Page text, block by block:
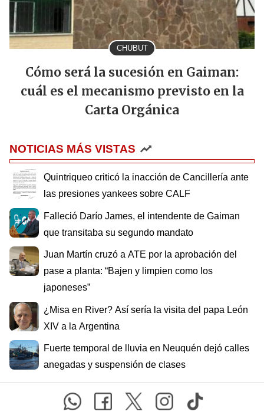
CHUBUT
Cómo será la sucesión en Gaiman:
cuál es el mecanismo previsto en la
Carta Orgánica
NOTICIAS MÁS VISTAS
Quintriqueo criticó la inacción de Cancillería ante
las presiones yankees sobre CALF
Falleció Darío James, el intendente de Gaiman
que transitaba su segundo mandato
Juan Martín cruzó a ATE por la aprobación del
pase a planta: “Bajen y limpien como los
japoneses”
¿Misa en River? Así sería la visita del papa León
XIV a la Argentina
Fuerte temporal de lluvia en Neuquén dejó calles
anegadas y suspensión de clases